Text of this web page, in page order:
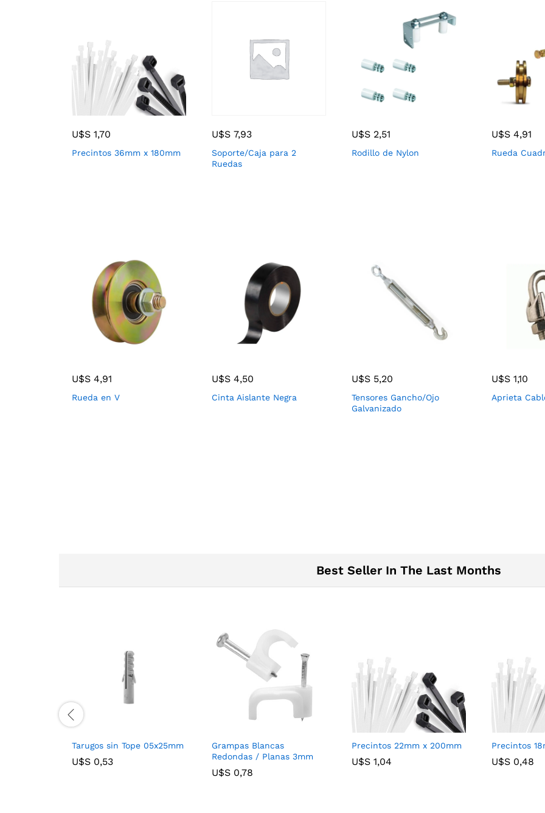
U$S 1,70
Precintos 36mm x 180mm
U$S 7,93
Soporte/Caja para 2
Ruedas
U$S 2,51
Rodillo de Nylon
U$S 4,91
Rueda
U$S 4,91
Rueda en V
U$S 4,50
Cinta Aislante Negra
U$S 5,20
Tensores Gancho/Ojo
Galvanizado
U$S 1,10
Aprieta
Best Seller In The Last Months
Tarugos sin Tope 05x25mm
U$S 0,53
U$S 0,53
Grampas Blancas
Redondas / Planas 3mm
U$S 0,78
U$S 0,78
Precintos 22mm x 200mm
U$S 1,04
U$S 1,04
Precintos
U$S 0,48
U$S 0,48